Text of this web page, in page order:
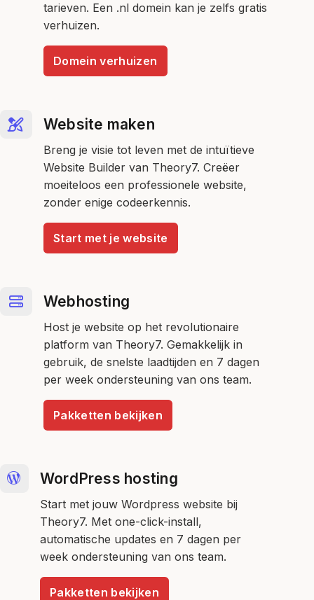
tarieven. Een .nl domein kan je zelfs gratis
verhuizen.
Domein verhuizen
Website maken
Breng je visie tot leven met de intuïtieve
Website Builder van Theory7. Creëer
moeiteloos een professionele website,
zonder enige codeerkennis.
Start met je website
Webhosting
Host je website op het revolutionaire
platform van Theory7. Gemakkelijk in
gebruik, de snelste laadtijden en 7 dagen
per week ondersteuning van ons team.
Pakketten bekijken
WordPress hosting
Start met jouw Wordpress website bij
Theory7. Met one-click-install,
automatische updates en 7 dagen per
week ondersteuning van ons team.
Pakketten bekijken